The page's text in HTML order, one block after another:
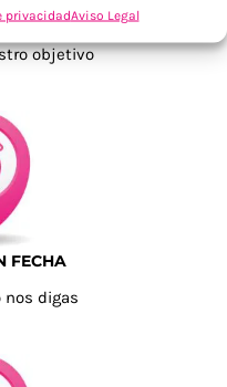
privacidadAviso Legal
LA NUESTRA
objetivo
FECHA
nos digas